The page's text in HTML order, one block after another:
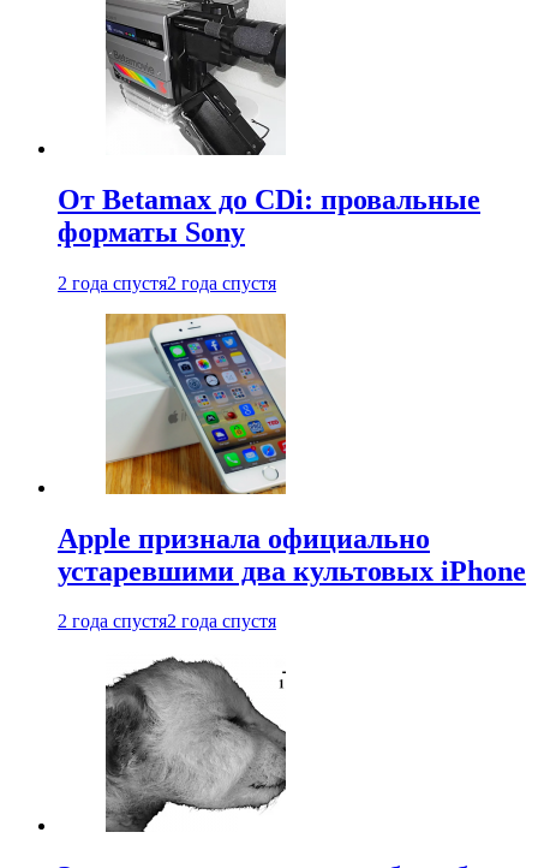
От Betamax до CDi: провальные
форматы Sony
2 года спустя2 года спустя
Apple признала официально
устаревшими два культовых iPhone
2 года спустя2 года спустя